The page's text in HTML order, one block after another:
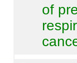
of